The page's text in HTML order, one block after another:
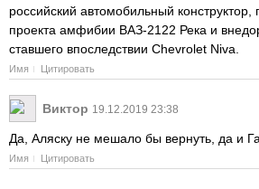
российский автомобильный конструктор,
проекта амфибии ВАЗ-2122 Река и
ставшего впоследствии Chevrolet Niva.
Имя Цитировать
Виктор 19.12.2019 23:38
Да, Аляску не мешало бы вернуть, да и
Имя Цитировать